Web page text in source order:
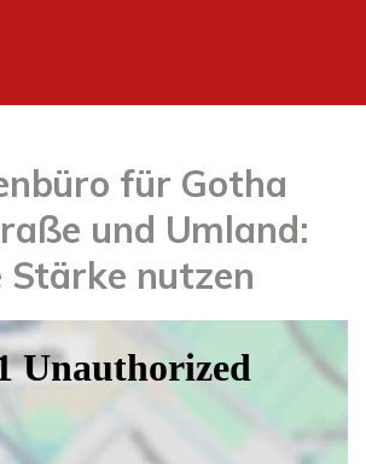
für Gotha
und Umland:
Stärke nutzen